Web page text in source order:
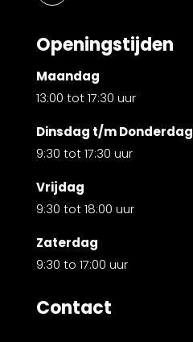
Openingstijden
Maandag
13:00 tot 17:30 uur
Dinsdag t/m Donderdag
9:30 tot 17:30 uur
Vrijdag
9:30 tot 18:00 uur
Zaterdag
9:30 to 17:00 uur
Contact